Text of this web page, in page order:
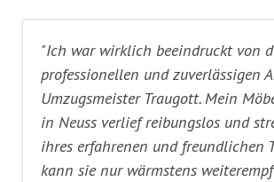
"Ich war wirklich beeindruckt von
professionellen und zuverlässigen
Umzugsmeister Traugott. Mein
in Neuss verlief reibungslos und
ihres erfahrenen und freundlichen
kann sie nur wärmstens